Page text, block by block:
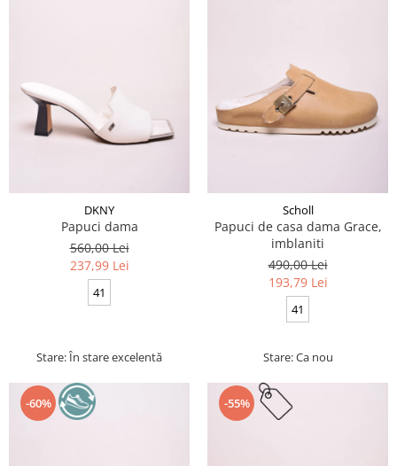
DKNY
Papuci dama
560,00 Lei
237,99 Lei
41
Stare: În stare excelentă
Scholl
Papuci de casa dama Grace,
imblaniti
490,00 Lei
193,79 Lei
41
Stare: Ca nou
-60% -55%